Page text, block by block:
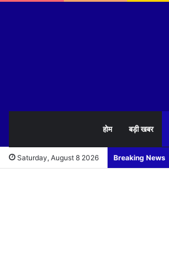
होम बड़ी खबर
Saturday, August 8 2026 Breaking News